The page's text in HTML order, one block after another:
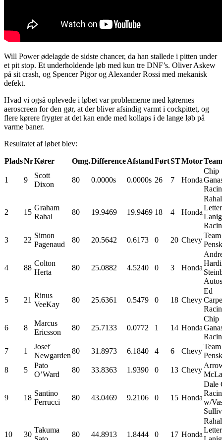
Will Power ødelagde de sidste chancer, da han stallede i pitten under
et pit stop. Et underholdende løb med kun tre DNF’s. Oliver Askew
på sit crash, og Spencer Pigor og Alexander Rossi med mekanisk
defekt.
Hvad vi også oplevede i løbet var problemerne med kørernes
aeroscreen for den gør, at der bliver afsindig varmt i cockpittet, og
flere kørere frygter at det kan ende med kollaps i de lange løb på
varme baner.
Resultatet af løbet blev:
PladsNrKører Omg.DifferenceAfstandFørtSTMotorTeam
1 9
Scott
Dixon
80 0.0000s 0.0000s 26 7 Honda
Chip
2 15
Graham
Rahal
80 19.9469 19.9469 18 4 Honda
Rahal
3
22
Simon
Pagenaud
80 20.5642 0.6173 0 20 Chevy
Team
4 88
Colton
Herta
80 25.0882 4.5240 0 3 Honda
5 21
Rinus
VeeKay
80 25.6361 0.5479 0 18 Chevy
Ed
6 8
Marcus
Ericsson
80 25.7133 0.0772 1 14 Honda
Chip
7
1
Josef
Newgarden
80 31.8973 6.1840 4 6 Chevy
Team
8
5
Pato
O’Ward
80 33.8363 1.9390 0 13 Chevy
9 18
Santino
Ferrucci
80 43.0469 9.2106 0 15 Honda
Dale
w/
10 30
Takuma
80 44.8913 1.8444 0 17 Honda
Rahal